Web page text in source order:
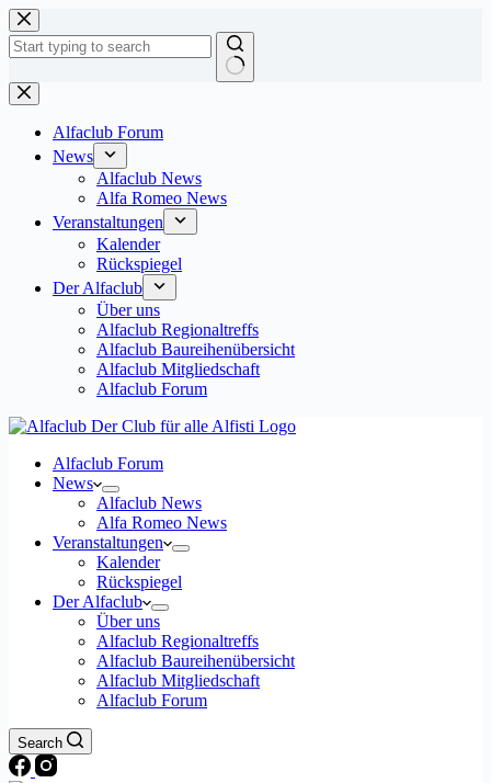
Zum
Inhalt
springen
Keine
Ergebnisse
Alfaclub Forum
News
Alfaclub News
Alfa Romeo News
Veranstaltungen
Kalender
Rückspiegel
Der Alfaclub
Über uns
Alfaclub Regionaltreffs
Alfaclub Baureihenübersicht
Alfaclub Mitgliedschaft
Alfaclub Forum
Alfaclub Forum
News
Alfaclub News
Alfa Romeo News
Veranstaltungen
Kalender
Rückspiegel
Der Alfaclub
Über uns
Alfaclub Regionaltreffs
Alfaclub Baureihenübersicht
Alfaclub Mitgliedschaft
Alfaclub Forum
Search